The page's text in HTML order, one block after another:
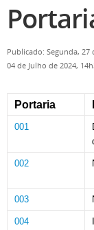
Publicado: Segunda, 27
04 de Julho de 2024,
Portaria
001
002
003
004